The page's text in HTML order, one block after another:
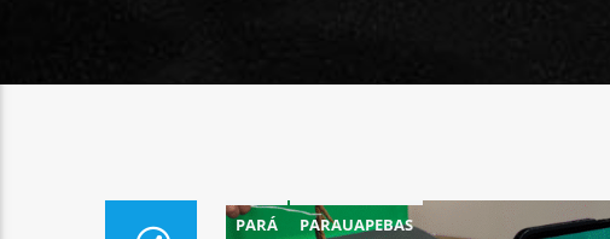
PARÁ PARAUAPEBAS